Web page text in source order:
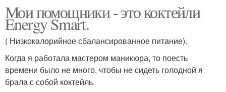
Мои помощники - это коктейли
Energy Smart.
( Низкокалорийное сбалансированное питание).
Когда я работала мастером маникюра, то поесть
времени было не много, чтобы не сидеть голодной я
брала с собой коктейль.